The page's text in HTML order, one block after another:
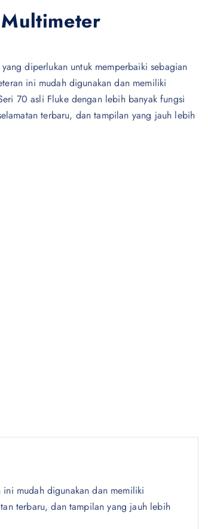
diperlukan untuk memperbaiki sebagian
ini mudah digunakan dan memiliki
70 asli Fluke dengan lebih banyak fungsi
terbaru, dan tampilan yang jauh lebih
mudah digunakan dan memiliki
terbaru, dan tampilan yang jauh lebih